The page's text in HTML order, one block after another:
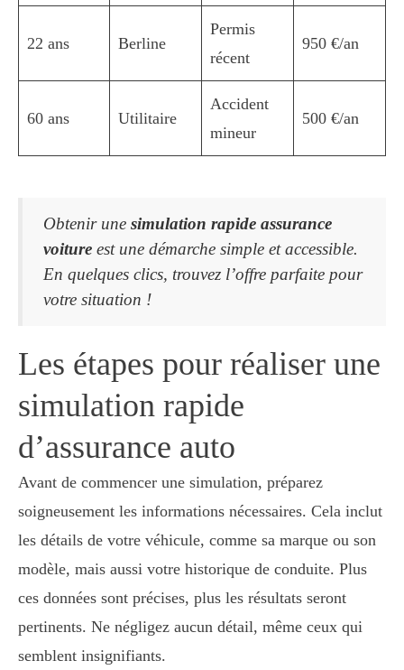
22 ans Berline
Permis
récent
950 €/an
60 ans Utilitaire
Accident
mineur
500 €/an
Obtenir une simulation rapide assurance
voitureest une démarche simple et accessible.
En quelques clics, trouvez l’offre parfaite pour
votre situation !
Les étapes pour réaliser une
simulation rapide
d’assurance auto
Avant de commencer une simulation, préparez
soigneusement les informations nécessaires. Cela inclut
les détails de votre véhicule, comme sa marque ou son
modèle, mais aussi votre historique de conduite. Plus
ces données sont précises, plus les résultats seront
pertinents. Ne négligez aucun détail, même ceux qui
semblent insignifiants.